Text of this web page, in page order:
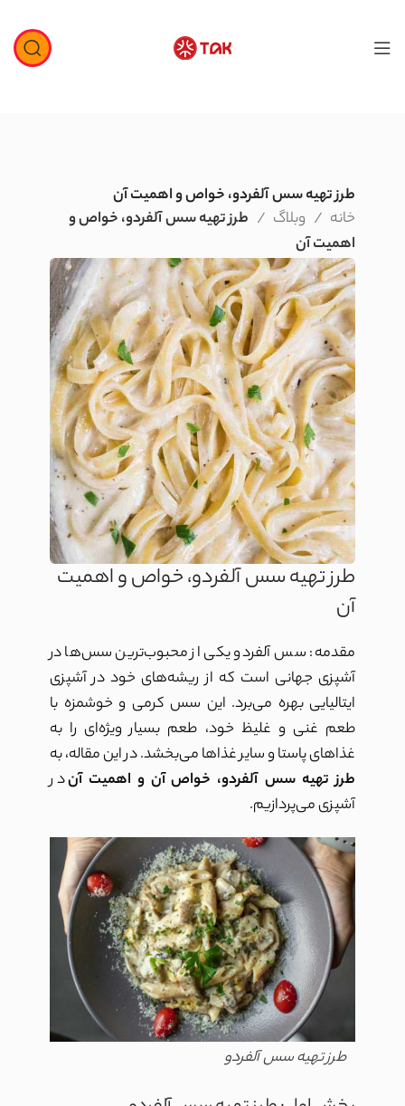
طرز تهیه سس آلفردو، خواص و اهمیت آن
خانه
وبلاگ
طرز تهیه سس آلفردو، خواص و
اهمیت آن
طرز تهیه سس آلفردو، خواص و اهمیت
آن
مقدمه: سس آلفردو یکی از محبوب‌ترین سس‌ها در
آشپزی جهانی است که از ریشه‌های خود در آشپزی
ایتالیایی بهره می‌برد. این سس کرمی و خوشمزه با
طعم غنی و غلیظ خود، طعم بسیار ویژه‌ای را به
غذاهای پاستا و سایر غذاها می‌بخشد. در این مقاله، به
طرز تهیه سس آلفردو، خواص آن و اهمیت آندر
آشپزی می‌پردازیم.
طرز تهیه سس آلفردو